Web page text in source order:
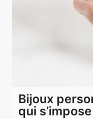
Bijoux
qui